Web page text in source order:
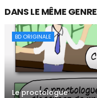
DANS LE MÊME GENRE
BD ORIGINALE
Le proctologue